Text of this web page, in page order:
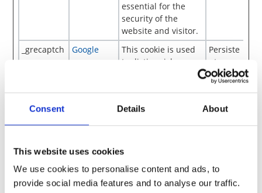
Consent Details About
This website uses cookies
We use cookies to personalise content and ads, to
provide social media features and to analyse our traffic.
essential for the
security of the
website and visitor.
_grecaptch
Google
This cookie is used
to distinguish
website, in order to
make valid reports
website.
Persiste
nt
_GRECAPTC
HA
Google
This cookie is used
to distinguish
180
days